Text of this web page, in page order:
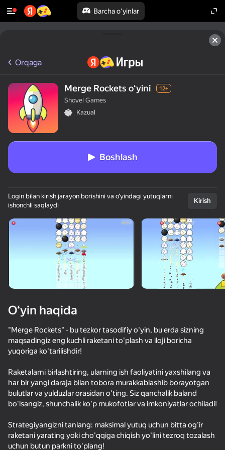
Barcha o'yinlar
Зомботрон Перезагрузка
72
Stack Fire Ball
49
Will it Crush? Кликер Дробилка
53 32
Orqaga
Merge Rockets oʻyini 12+
Shovel Games
Kazual
Boshlash
Login bilan kirish jarayon borishini va o‘yindagi yutuqlarni
ishonchli saqlaydi
Kirish
O‘yin haqida
"Merge Rockets" - bu tezkor tasodifiy o'yin, bu erda sizning
maqsadingiz eng kuchli raketani to'plash va iloji boricha
yuqoriga ko'tarilishdir!
Raketalarni birlashtiring, ularning ish faoliyatini yaxshilang va
har bir yangi daraja bilan tobora murakkablashib borayotgan
bulutlar va yulduzlar orasidan o'ting. Siz qanchalik baland
bo'lsangiz, shunchalik ko'p mukofotlar va imkoniyatlar ochiladi!
Strategiyangizni tanlang: maksimal yutuq uchun bitta og'ir
raketani yarating yoki cho'qqiga chiqish yo'lini tezroq tozalash
uchun butun parkni to'plang!